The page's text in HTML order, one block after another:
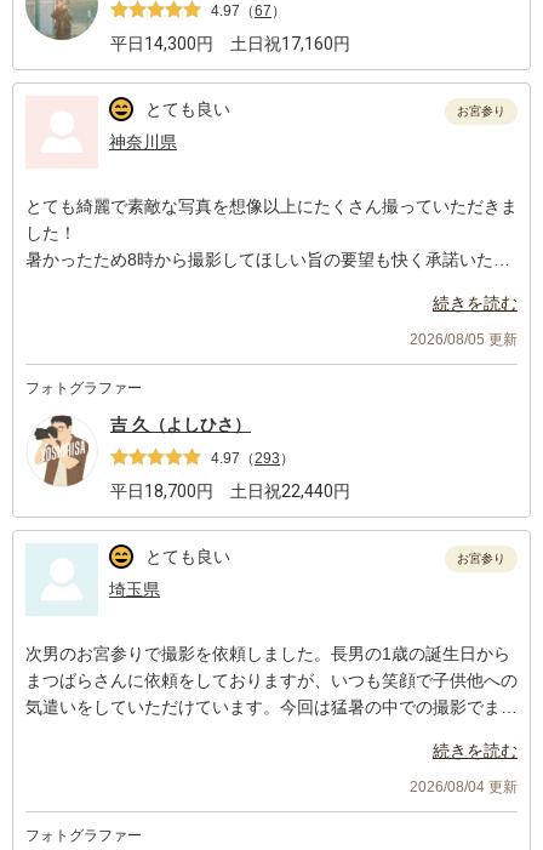
4.97 （67 ）
平日14,300円 土日祝17,160円
とても良い
神奈川県
お宮参り
とても綺麗で素敵な写真を想像以上にたくさん撮っていただきま
した！
暑かったため8時から撮影してほしい旨の要望も快く承諾いただ
家で飼っているわんちゃんも一緒に撮影したいなどのわがままも
また、ポーズもすべて指定いただけたので安心して撮影に臨むこ
とができました。
また家族写真を撮ることがあればお願いしたいです。
続きを読む
2026/08/05 更新
フォトグラファー
吉 久（よしひさ）
4.97 （293 ）
平日18,700円 土日祝22,440円
とても良い
埼玉県
お宮参り
次男のお宮参りで撮影を依頼しました。長男の1歳の誕生日から
まつばらさんに依頼をしておりますが、いつも笑顔で子供他への
気遣いをしていただけています。今回は猛暑の中での撮影でまつ
さいました。おかげで、思い出に残るお宮参りになったと感じて
おります。納品いただいた写真にも大変満足しております。次回
の記念日にも依頼をしたいと思いますので、その際はよろしくお
願いいたします。この度はありがとうございました。
続きを読む
2026/08/04 更新
フォトグラファー